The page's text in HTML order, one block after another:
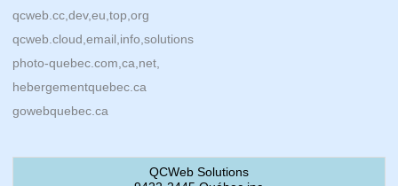
qcweb.cc,dev,eu,top,org
qcweb.cloud,email,info,solutions
photo-quebec.com,ca,net,
hebergementquebec.ca
gowebquebec.ca
QCWeb Solutions